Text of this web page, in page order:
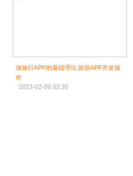
做旅行APP的基础理论,旅游APP开发报
价
2023-02-09 03:30